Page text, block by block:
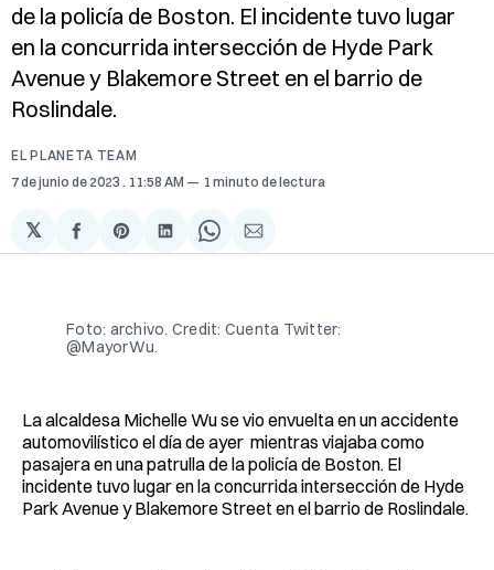
de la policía de Boston. El incidente tuvo lugar
en la concurrida intersección de Hyde Park
Avenue y Blakemore Street en el barrio de
Roslindale.
EL PLANETA TEAM
7 de junio de 2023 . 11:58 AM 1 minuto de lectura
𝕏
Compartir
en
Share
on
Compartir
en
Share
on
Compartir
via
Foto: archivo. Credit: Cuenta Twitter:
@MayorWu.
La alcaldesa Michelle Wu se vio envuelta en un accidente
automovilístico el día de ayer mientras viajaba como
pasajera en una patrulla de la policía de Boston. El
incidente tuvo lugar en la concurrida intersección de Hyde
Park Avenue y Blakemore Street en el barrio de Roslindale.